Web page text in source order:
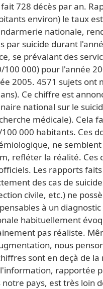
fait 728 décès par an.
environ) le taux
nationale,
par suicide durant
se prévalant des
100 000) pour l'année
2005. 4571 sujets ont
Ce chiffre est
national sur le
médicale). Cela
000 habitants. Ces
ne
refléter la réalité. Ces
Les rapports
des cas de
civile, etc.) ne
à un
habituellement
pas réaliste.
nous
sont en deçà de
rapportée
notre pays, est très loin